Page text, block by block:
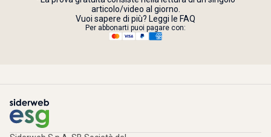
articolo/video al giorno.
Vuoi sapere di più? Leggi le FAQ
Per abbonarti puoi pagare con: